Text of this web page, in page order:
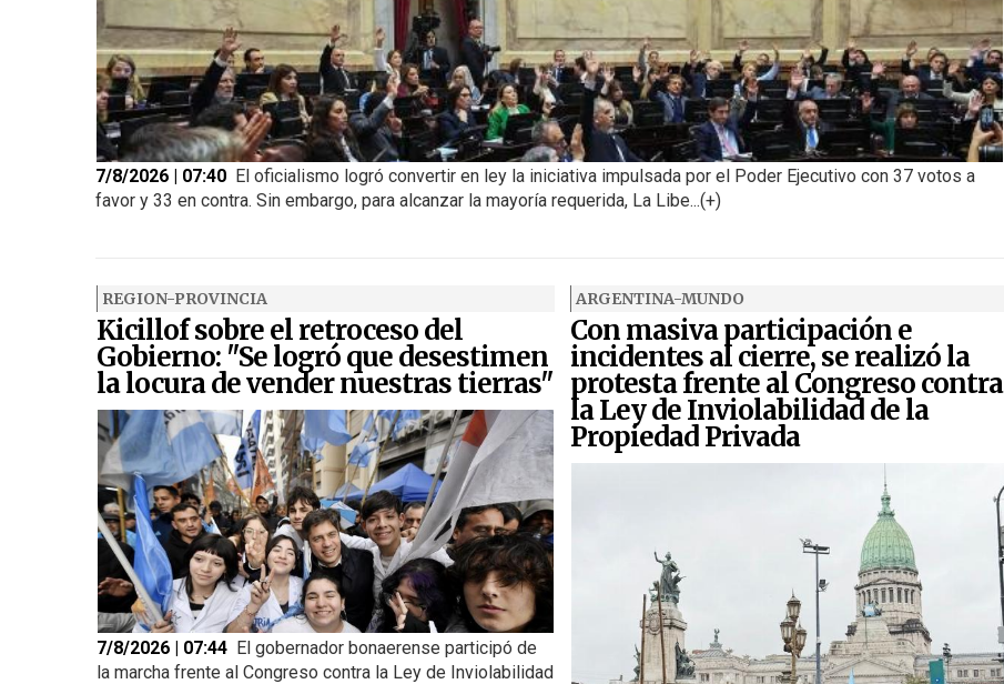
7/8/2026 | 07:40 El oficialismo logró convertir en ley la iniciativa impulsada por el Poder Ejecutivo con 37 votos a
favor y 33 en contra. Sin embargo, para alcanzar la mayoría requerida, La Libe...(+)
REGION-PROVINCIA
Kicillof sobre el retroceso del
Gobierno: "Se logró que desestimen
la locura de vender nuestras tierras"
7/8/2026 | 07:44 El gobernador bonaerense participó de
la marcha frente al Congreso contra la Ley de Inviolabilidad
ARGENTINA-MUNDO
Con masiva participación e
incidentes al cierre, se realizó la
protesta frente al Congreso contra
la Ley de Inviolabilidad de la
Propiedad Privada